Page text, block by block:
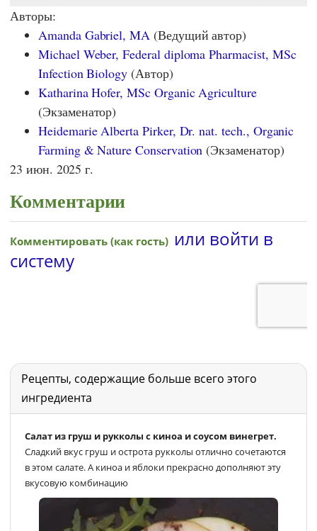
Авторы:
Amanda Gabriel, MA (Ведущий автор)
Michael Weber, Federal diploma Pharmacist, MSc
Infection Biology (Автор)
Katharina Hofer, MSc Organic Agriculture
(Экзаменатор)
Heidemarie Alberta Pirker, Dr. nat. tech., Organic
Farming & Nature Conservation (Экзаменатор)
23 июн. 2025 г.
Комментарии
Рецепты, содержащие больше всего этого
ингредиента
Салат из груш и рукколы с киноа и соусом винегрет.
Сладкий вкус груш и острота рукколы отлично сочетаются
в этом салате. А киноа и яблоки прекрасно дополняют эту
вкусовую комбинацию